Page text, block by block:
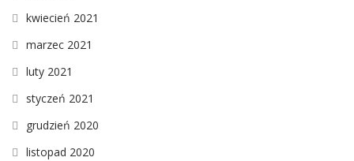
kwiecień 2021
marzec 2021
luty 2021
styczeń 2021
grudzień 2020
listopad 2020